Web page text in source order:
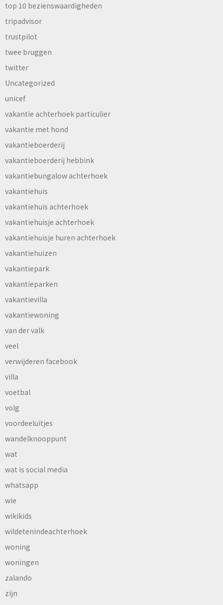
top 10 bezienswaardigheden
tripadvisor
trustpilot
twee bruggen
twitter
Uncategorized
unicef
vakantie achterhoek particulier
vakantie met hond
vakantieboerderij
vakantieboerderij hebbink
vakantiebungalow achterhoek
vakantiehuis
vakantiehuis achterhoek
vakantiehuisje achterhoek
vakantiehuisje huren achterhoek
vakantiehuizen
vakantiepark
vakantieparken
vakantievilla
vakantiewoning
van der valk
veel
verwijderen facebook
villa
voetbal
volg
voordeeluitjes
wandelknooppunt
wat
wat is social media
whatsapp
wie
wikikids
wildetenindeachterhoek
woning
woningen
zalando
zijn